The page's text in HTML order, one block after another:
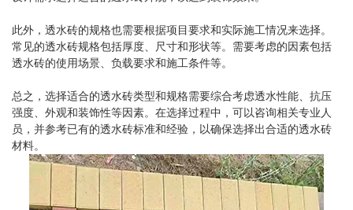
此外，透水砖的规格也需要根据项目要求和实际施工情况来选择。
常见的透水砖规格包括厚度、尺寸和形状等。需要考虑的因素包括
透水砖的使用场景、负载要求和施工条件等。
总之，选择适合的透水砖类型和规格需要综合考虑透水性能、抗压
强度、外观和装饰性等因素。在选择过程中，可以咨询相关专业人
员，并参考已有的透水砖标准和经验，以确保选择出合适的透水砖
材料。